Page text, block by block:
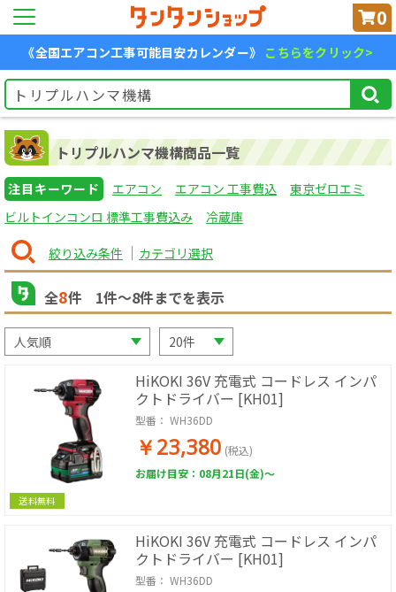
0
《全国エアコン工事可能目安カレンダー》 こちらをクリック>
トリプルハンマ機構商品一覧
注目キーワード エアコン エアコン 工事費込
東京ゼロエミ
ビルトインコンロ 標準工事費込み
冷蔵庫
絞り込み条件 カテゴリ選択
全8件 1件〜8件までを表示
送料無料
HiKOKI 36V 充電式 コードレス インパ
クトドライバー [KH01]
型番： WH36DD
￥23,380 (税込)
お届け目安：08月21日(金)～
HiKOKI 36V 充電式 コードレス インパ
クトドライバー [KH01]
型番： WH36DD